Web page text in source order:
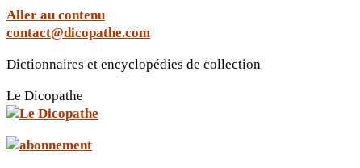
Aller au contenu
contact@dicopathe.com
Dictionnaires et encyclopédies de collection
Le Dicopathe